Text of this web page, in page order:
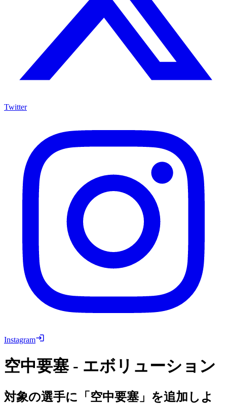
Twitter
Instagram
空中要塞 - エボリューション
対象の選手に「空中要塞」を追加しよ